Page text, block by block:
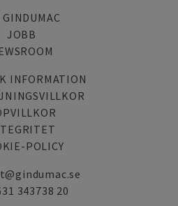
GINDUMAC
JOBB
INFORMATION
POLICY
343738 20